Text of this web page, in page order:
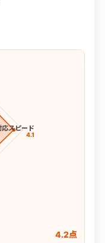
応スピード
4.1
4.2点